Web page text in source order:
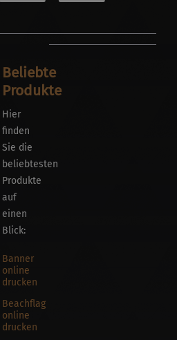
Beliebte
Produkte
Hier
finden
Sie die
beliebtesten
Produkte
auf
einen
Blick:
Banner
online
drucken
Beachflag
online
drucken